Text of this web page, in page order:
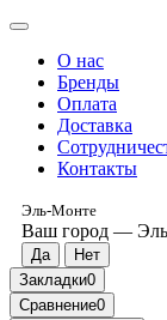
О нас
Бренды
Оплата
Доставка
Контакты
Эль-Монте
Ваш город —
Закладки0
Сравнение0